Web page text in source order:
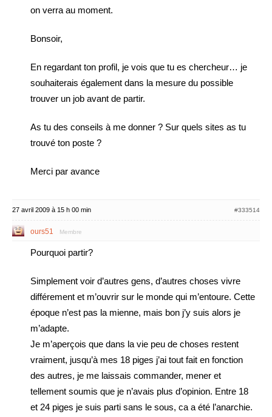
on verra au moment.
Bonsoir,
En regardant ton profil, je vois que tu es chercheur… je
souhaiterais également dans la mesure du possible
trouver un job avant de partir.
As tu des conseils à me donner ? Sur quels sites as tu
trouvé ton poste ?
Merci par avance
27 avril 2009 à 15 h 00 min #333514
ours51 Membre
Pourquoi partir?
Simplement voir d’autres gens, d’autres choses vivre
différement et m’ouvrir sur le monde qui m’entoure. Cette
époque n’est pas la mienne, mais bon j’y suis alors je
m’adapte.
Je m’aperçois que dans la vie peu de choses restent
vraiment, jusqu’à mes 18 piges j’ai tout fait en fonction
des autres, je me laissais commander, mener et
tellement soumis que je n’avais plus d’opinion. Entre 18
et 24 piges je suis parti sans le sous, ca a été l’anarchie.